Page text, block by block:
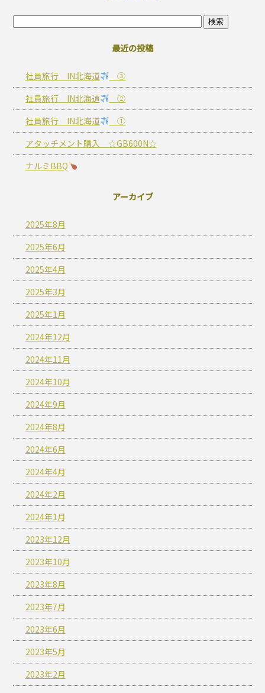
最近の投稿
社員旅行 IN北海道
③
社員旅行 IN北海道
②
社員旅行 IN北海道
①
アタッチメント購入 ☆GB600N☆
ナルミBBQ
アーカイブ
2025年8月
2025年6月
2025年4月
2025年3月
2025年1月
2024年12月
2024年11月
2024年10月
2024年9月
2024年8月
2024年6月
2024年4月
2024年2月
2024年1月
2023年12月
2023年10月
2023年8月
2023年7月
2023年6月
2023年5月
2023年2月